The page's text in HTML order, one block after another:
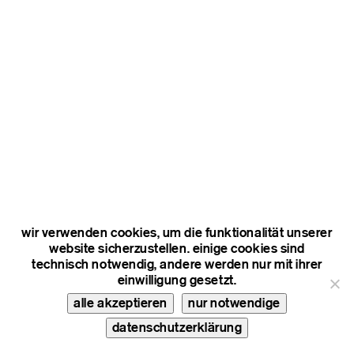
wir verwenden cookies, um die funktionalität unserer
website sicherzustellen. einige cookies sind
technisch notwendig, andere werden nur mit ihrer
einwilligung gesetzt.
alle akzeptieren
nur notwendige
datenschutzerklärung